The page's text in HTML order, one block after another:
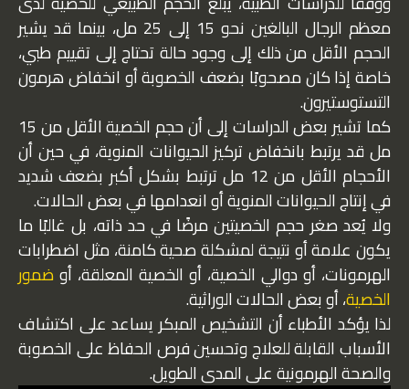
معظم الرجال البالغين نحو 15 إلى 25 مل، بينما قد يشير
الحجم الأقل من ذلك إلى وجود حالة تحتاج إلى تقييم طبي،
خاصة إذا كان مصحوبًا بضعف الخصوبة أو انخفاض هرمون
التستوستيرون.
كما تشير بعض الدراسات إلى أن حجم الخصية الأقل من 15
مل قد يرتبط بانخفاض تركيز الحيوانات المنوية، في حين أن
الأحجام الأقل من 12 مل ترتبط بشكل أكبر بضعف شديد
في إنتاج الحيوانات المنوية أو انعدامها في بعض الحالات.
ولا يُعد صغر حجم الخصيتين مرضًا في حد ذاته، بل غالبًا ما
يكون علامة أو نتيجة لمشكلة صحية كامنة، مثل اضطرابات
الهرمونات، أو دوالي الخصية، أو الخصية المعلقة، أو ضمور
الخصية، أو بعض الحالات الوراثية.
لذا يؤكد الأطباء أن التشخيص المبكر يساعد على اكتشاف
الأسباب القابلة للعلاج وتحسين فرص الحفاظ على الخصوبة
والصحة الهرمونية على المدى الطويل.